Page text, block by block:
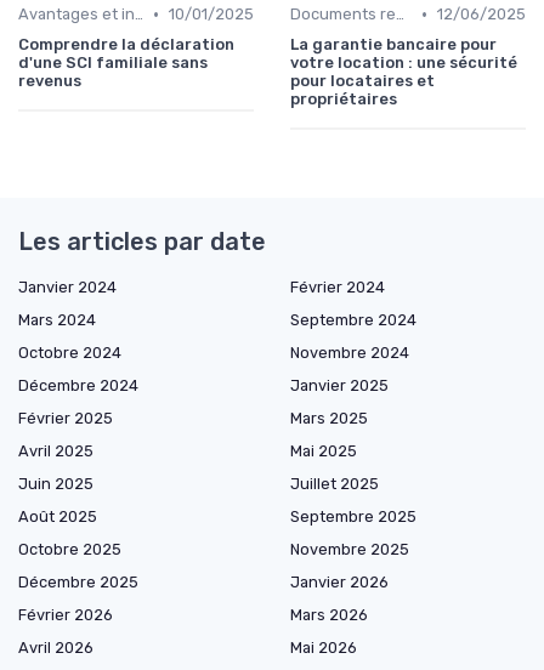
Avantages et inconvénients • 10/01/2025
Comprendre la déclaration
d'une SCI familiale sans
revenus
Documents requis et démarches • 12/06/2025
La garantie bancaire pour
votre location : une sécurité
pour locataires et
propriétaires
Les articles par date
Janvier 2024
Février 2024
Mars 2024
Septembre 2024
Octobre 2024
Novembre 2024
Décembre 2024
Janvier 2025
Février 2025
Mars 2025
Avril 2025
Mai 2025
Juin 2025
Juillet 2025
Août 2025
Septembre 2025
Octobre 2025
Novembre 2025
Décembre 2025
Janvier 2026
Février 2026
Mars 2026
Avril 2026
Mai 2026